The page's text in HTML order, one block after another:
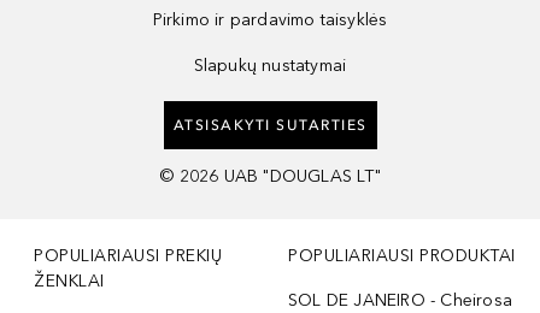
Pirkimo ir pardavimo taisyklės
Slapukų nustatymai
ATSISAKYTI SUTARTIES
© 2026 UAB "DOUGLAS LT"
POPULIARIAUSI PREKIŲ
ŽENKLAI
POPULIARIAUSI PRODUKTAI
SOL DE JANEIRO - Cheirosa